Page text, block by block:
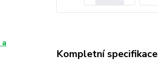
Kompletní specifikace